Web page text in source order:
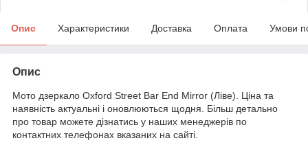
Опис Характеристики Доставка Оплата Умови
Опис
Мото дзеркало Oxford Street Bar End Mirror (Ліве). Ціна та
наявність актуальні і оновлюються щодня. Більш детально
про товар можете дізнатись у наших менеджерів по
контактних телефонах вказаних на сайті.